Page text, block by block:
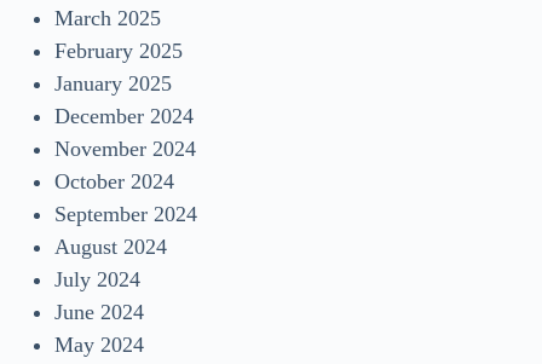
March 2025
February 2025
January 2025
December 2024
November 2024
October 2024
September 2024
August 2024
July 2024
June 2024
May 2024